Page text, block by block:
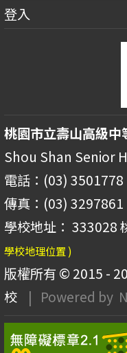
登入
桃園市立壽山高級中
Shou Shan Senior
電話：(03) 3501778
傳真：(03) 3297861
學校地址： 333028
學校地理位置 )
版權所有 © 2015 -
校
| Powered by